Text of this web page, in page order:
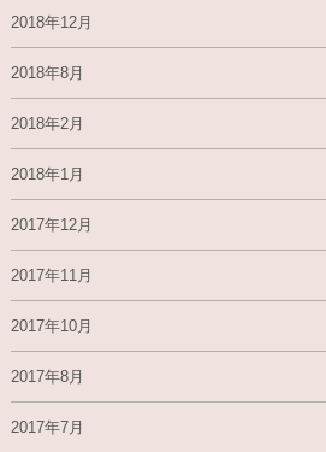
2018年12月
2018年8月
2018年2月
2018年1月
2017年12月
2017年11月
2017年10月
2017年8月
2017年7月